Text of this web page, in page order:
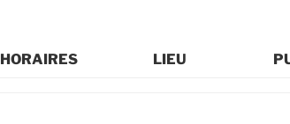
HORAIRES LIEU